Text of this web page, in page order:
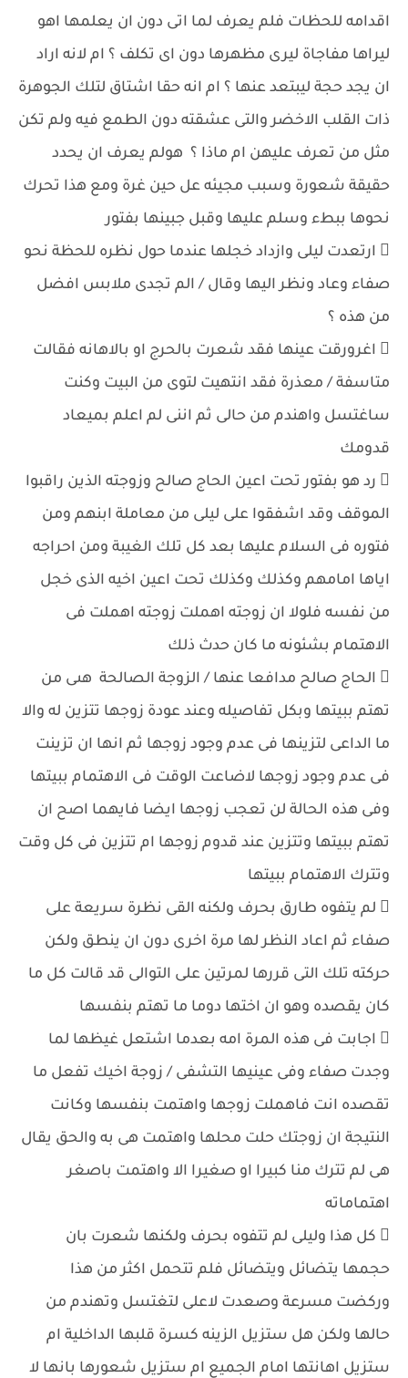
اقدامه للحظات فلم يعرف لما اتى دون ان يعلمها اهو
ليراها مفاجاة ليرى مظهرها دون اى تكلف ؟ ام لانه اراد
ان يجد حجة ليبتعد عنها ؟ ام انه حقا اشتاق لتلك الجوهرة
ذات القلب الاخضر والتى عشقته دون الطمع فيه ولم تكن
مثل من تعرف عليهن ام ماذا ؟ هولم يعرف ان يحدد
حقيقة شعورة وسبب مجيئه عل حين غرة ومع هذا تحرك
نحوها ببطء وسلم عليها وقبل جبينها بفتور
 ارتعدت ليلى وازداد خجلها عندما حول نظره للحظة نحو
صفاء وعاد ونظر اليها وقال / الم تجدى ملابس افضل
من هذه ؟
 اغرورقت عينها فقد شعرت بالحرج او بالاهانه فقالت
متاسفة / معذرة فقد انتهيت لتوى من البيت وكنت
ساغتسل واهندم من حالى ثم اننى لم اعلم بميعاد
قدومك
 رد هو بفتور تحت اعين الحاج صالح وزوجته الذين راقبوا
الموقف وقد اشفقوا على ليلى من معاملة ابنهم ومن
فتوره فى السلام عليها بعد كل تلك الغيبة ومن احراجه
اياها امامهم وكذلك وكذلك تحت اعين اخيه الذى خجل
من نفسه فلولا ان زوجته اهملت زوجته اهملت فى
الاهتمام بشئونه ما كان حدث ذلك
 الحاج صالح مدافعا عنها / الزوجة الصالحة هىى من
تهتم ببيتها وبكل تفاصيله وعند عودة زوجها تتزين له والا
ما الداعى لتزينها فى عدم وجود زوجها ثم انها ان تزينت
فى عدم وجود زوجها لاضاعت الوقت فى الاهتمام ببيتها
وفى هذه الحالة لن تعجب زوجها ايضا فايهما اصح ان
تهتم ببيتها وتتزين عند قدوم زوجها ام تتزين فى كل وقت
وتترك الاهتمام ببيتها
 لم يتفوه طارق بحرف ولكنه القى نظرة سريعة على
صفاء ثم اعاد النظر لها مرة اخرى دون ان ينطق ولكن
حركته تلك التى قررها لمرتين على التوالى قد قالت كل ما
كان يقصده وهو ان اختها دوما ما تهتم بنفسها
 اجابت فى هذه المرة امه بعدما اشتعل غيظها لما
وجدت صفاء وفى عينيها التشفى / زوجة اخيك تفعل ما
تقصده انت فاهملت زوجها واهتمت بنفسها وكانت
النتيجة ان زوجتك حلت محلها واهتمت هى به والحق يقال
هى لم تترك منا كبيرا او صغيرا الا واهتمت باصغر
اهتماماته
 كل هذا وليلى لم تتفوه بحرف ولكنها شعرت بان
حجمها يتضائل ويتضائل فلم تتحمل اكثر من هذا
وركضت مسرعة وصعدت لاعلى لتغتسل وتهندم من
حالها ولكن هل ستزيل الزينه كسرة قلبها الداخلية ام
ستزيل اهانتها امام الجميع ام ستزيل شعورها بانها لا